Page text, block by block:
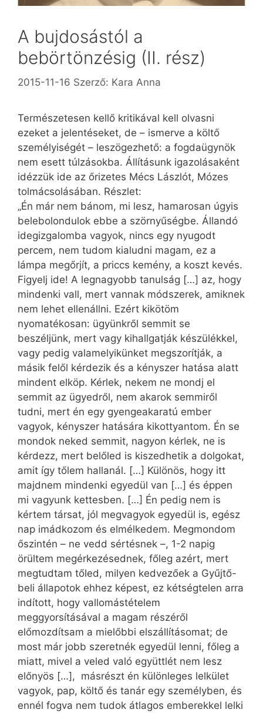
A bujdosástól a
bebörtönzésig (II. rész)
2015-11-16 Szerző: Kara Anna
Természetesen kellő kritikával kell olvasni
ezeket a jelentéseket, de – ismerve a költő
személyiségét – leszögezhető: a fogdaügynök
nem esett túlzásokba. Állításunk igazolásaként
idézzük ide az őrizetes Mécs Lászlót, Mózes
tolmácsolásában. Részlet:
„Én már nem bánom, mi lesz, hamarosan úgyis
belebolondulok ebbe a szörnyűségbe. Állandó
idegizgalomba vagyok, nincs egy nyugodt
percem, nem tudom kialudni magam, ez a
lámpa megőrjít, a priccs kemény, a koszt kevés.
Figyelj ide! A legnagyobb tanulság […] az, hogy
mindenki vall, mert vannak módszerek, amiknek
nem lehet ellenállni. Ezért kikötöm
nyomatékosan: ügyünkről semmit se
beszéljünk, mert vagy kihallgatják készülékkel,
vagy pedig valamelyikünket megszorítják, a
másik felől kérdezik és a kényszer hatása alatt
mindent elköp. Kérlek, nekem ne mondj el
semmit az ügyedről, nem akarok semmiről
tudni, mert én egy gyengeakaratú ember
vagyok, kényszer hatására kikottyantom. Én se
mondok neked semmit, nagyon kérlek, ne is
kérdezz, mert belőled is kiszedhetik a dolgokat,
amit így tőlem hallanál. […] Különös, hogy itt
majdnem mindenki egyedül van […] és éppen
mi vagyunk kettesben. […] Én pedig nem is
kértem társat, jól megvagyok egyedül is, egész
nap imádkozom és elmélkedem. Megmondom
őszintén – ne vedd sértésnek –, 1-2 napig
örültem megérkezésednek, főleg azért, mert
megtudtam tőled, milyen kedvezőek a Gyűjtő-
beli állapotok ehhez képest, ez kétségtelen arra
indított, hogy vallomástételem
meggyorsításával a magam részéről
előmozdítsam a mielőbbi elszállításomat; de
most már jobb szeretnék egyedül lenni, főleg a
miatt, mivel a veled való együttlét nem lesz
előnyös […], másrészt én különleges lelkület
vagyok, pap, költő és tanár egy személyben, és
ennél fogva nem tudok átlagos emberekkel lelki